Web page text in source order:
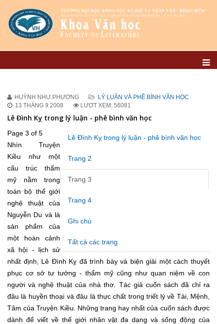
HUỲNH NHƯ PHƯƠNG
LÝ LUẬN VÀ PHÊ BÌNH VĂN HỌC
13 THÁNG 9 2008
LƯỢT XEM: 56081
Lê Đình Kỵ trong lý luận - phê bình văn học
Lê Đình Kỵ trong lý luận - phê bình văn học
Trang 2
Trang 3
Trang 4
Ghi chú
Tất cả các trang
Page 3 of 5
Nhìn Truyện
Kiều như một
cấu trúc thẩm
mỹ nằm trong
toàn bộ thế giới
nghệ thuật của
Nguyễn Du và là
sản phẩm của
một hoàn cảnh
xã hội - lịch sử
nhất định, Lê Đình Kỵ đã trình bày và biện giải một cách thuyết
phục cơ sở tư tưởng - thẩm mỹ cũng như quan niệm về con
người và nghệ thuật của nhà thơ. Tác giả cuốn sách đã chỉ ra
đâu là huyền thoại và đâu là thực chất trong triết lý về Tài, Mệnh,
Tâm của Truyện Kiều. Những trang hay nhất của cuốn sách được
dành để viết về thế giới nhân vật đa dạng và sống động của